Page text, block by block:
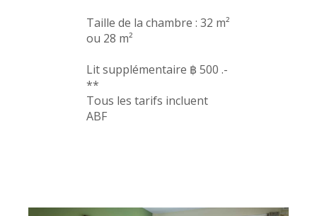
Taille de la chambre : 32 m²
ou 28 m²
Lit supplémentaire ฿ 500 .-
**
Tous les tarifs incluent
ABF